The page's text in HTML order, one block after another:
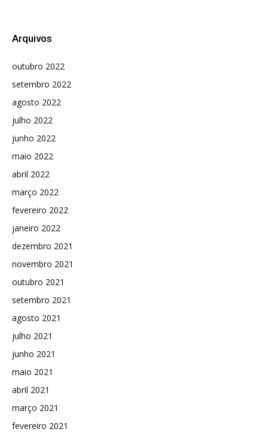
Arquivos
outubro 2022
setembro 2022
agosto 2022
julho 2022
junho 2022
maio 2022
abril 2022
março 2022
fevereiro 2022
janeiro 2022
dezembro 2021
novembro 2021
outubro 2021
setembro 2021
agosto 2021
julho 2021
junho 2021
maio 2021
abril 2021
março 2021
fevereiro 2021